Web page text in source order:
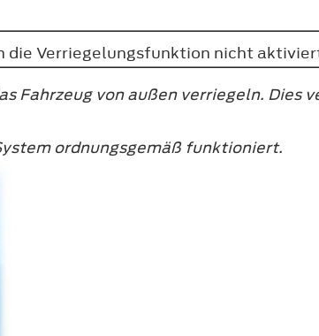
die Verriegelungsfunktion nicht
Fahrzeug von außen verriegeln. Dies
ordnungsgemäß funktioniert.